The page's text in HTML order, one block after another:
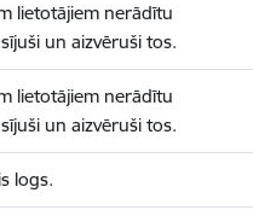
lietotājiem nerādītu
un aizvēruši tos.
lietotājiem nerādītu
un aizvēruši tos.
logs.